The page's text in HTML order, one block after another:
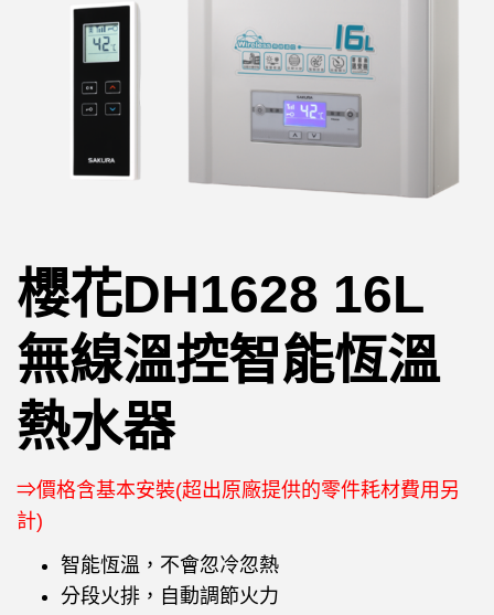
櫻花DH1628 16L
無線溫控智能恆溫
熱水器
⇒價格含基本安裝(超出原廠提供的零件耗材費用另
計)
智能恆溫，不會忽冷忽熱
分段火排，自動調節火力